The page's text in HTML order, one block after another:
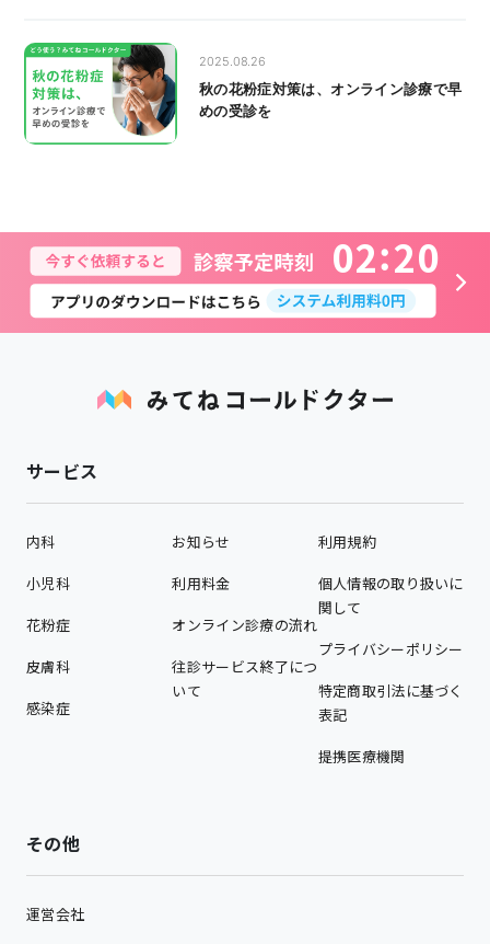
2025.08.26
秋の花粉症対策は、オンライン診療で早
めの受診を
02 20
サービス
内科
小児科
花粉症
皮膚科
感染症
お知らせ
利用料金
オンライン診療の流れ
往診サービス終了につ
いて
利用規約
個人情報の取り扱いに
関して
プライバシーポリシー
特定商取引法に基づく
表記
提携医療機関
その他
運営会社